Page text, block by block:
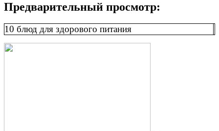
Предварительный просмотр:
10 блюд для здорового питания